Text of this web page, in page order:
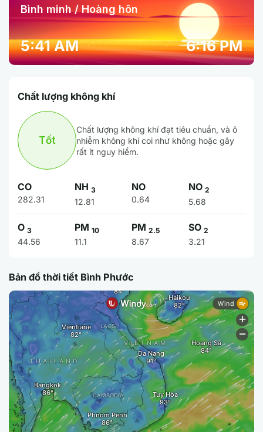
Bình minh / Hoàng hôn
5:41 AM 6:16 PM
Chất lượng không khí
Tốt
Chất lượng không khí đạt tiêu chuẩn, và ô
nhiễm không khí coi như không hoặc gây
rất ít nguy hiểm.
CO
282.31
NH 3
12.81
NO
0.64
NO 2
5.68
O 3
44.56
PM 10
11.1
PM 2.5
8.67
SO 2
3.21
Bản đồ thời tiết Bình Phước